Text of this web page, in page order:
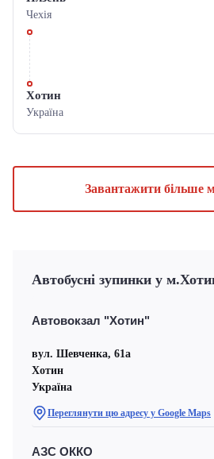
Чехiя
Хотин
Україна
Завантажити більше
Автобусні зупинки у
Автовокзал "Хотин"
вул. Шевченка, 61а
Хотин
Україна
Переглянути цю адресу у Google Maps
АЗС ОККО